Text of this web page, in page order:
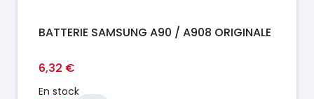
BATTERIE SAMSUNG A90 / A908 ORIGINALE
6,32 €
En stock